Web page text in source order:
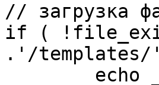
// загрузка
if (
.'/